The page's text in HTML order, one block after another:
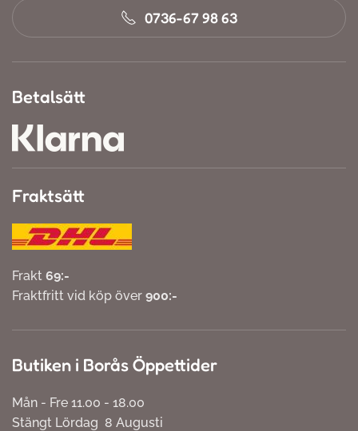
0736-67 98 63
Betalsätt
Fraktsätt
Frakt 69:-
Fraktfritt vid köp över 900:-
Butiken i Borås Öppettider
Mån - Fre 11.00 - 18.00
Stängt Lördag 8 Augusti